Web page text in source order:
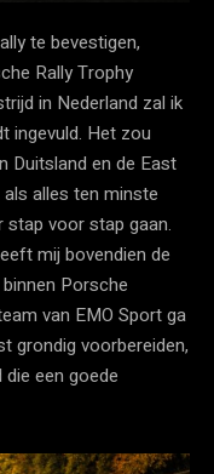
te bevestigen,
Rally Trophy
in Nederland zal ik
ingevuld. Het zou
Duitsland en de East
als alles ten minste
stap voor stap gaan.
mij bovendien de
Porsche
van EMO Sport ga
grondig voorbereiden,
een goede